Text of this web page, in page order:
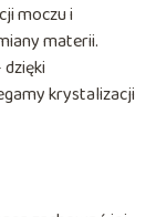
moczu i
materii.
krystalizacji